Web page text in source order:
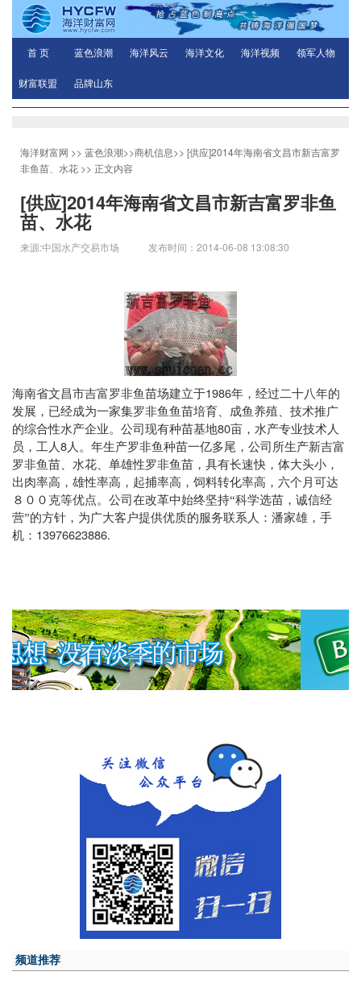
首 页 蓝色浪潮 海洋风云 海洋文化 海洋视频 领军人物
财富联盟 品牌山东
海洋财富网 >> 蓝色浪潮>>商机信息>> [供应]2014年海南省文昌市新吉富罗
非鱼苗、水花 >> 正文内容
[供应]2014年海南省文昌市新吉富罗非鱼
苗、水花
来源:中国水产交易市场 发布时间：2014-06-08 13:08:30
海南省文昌市吉富罗非鱼苗场建立于1986年，经过二十八年的
发展，已经成为一家集罗非鱼鱼苗培育、成鱼养殖、技术推广
的综合性水产企业。公司现有种苗基地80亩，水产专业技术人
员，工人8人。年生产罗非鱼种苗一亿多尾，公司所生产新吉富
罗非鱼苗、水花、单雄性罗非鱼苗，具有长速快，体大头小，
出肉率高，雄性率高，起捕率高，饲料转化率高，六个月可达
８００克等优点。公司在改革中始终坚持“科学选苗，诚信经
营”的方针，为广大客户提供优质的服务联系人：潘家雄，手
机： 13976623886.
频道推荐